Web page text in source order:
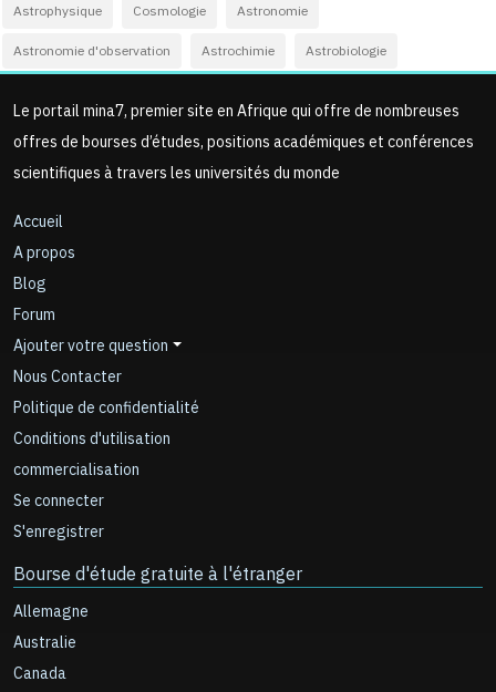
Astrophysique
Cosmologie
Astronomie
Astronomie d'observation
Astrochimie Astrobiologie
Le portail mina7, premier site en Afrique qui offre de nombreuses
offres de bourses d’études, positions académiques et conférences
scientifiques à travers les universités du monde
Accueil
A propos
Blog
Forum
Ajouter votre question
Nous Contacter
Politique de confidentialité
Conditions d'utilisation
commercialisation
Se connecter
S'enregistrer
Bourse d'étude gratuite à l'étranger
Allemagne
Australie
Canada